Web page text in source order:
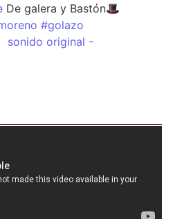
De galera y Bastón🎩
#golazo
sonido original -